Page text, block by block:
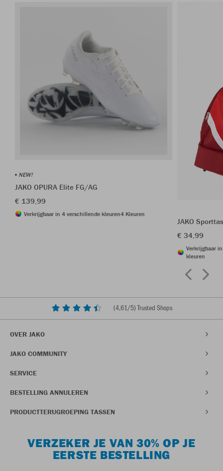
NEW!
JAKO OPURA Elite FG/AG
€ 139,99
Verkrijgbaar in 4 verschillende kleuren4 Kleuren
JAKO
€ 34,99
Verkrijgbaar
kleuren
(4,61/5) Trusted Shops
OVER JAKO
JAKO COMMUNITY
SERVICE
BESTELLING ANNULEREN
PRODUCTTERUGROEPING TASSEN
VERZEKER JE VAN 30% OP JE
EERSTE BESTELLING